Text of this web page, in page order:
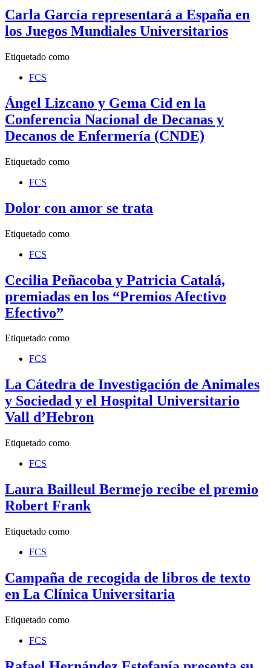
Carla García representará a España en
los Juegos Mundiales Universitarios
Etiquetado como
FCS
Ángel Lizcano y Gema Cid en la
Conferencia Nacional de Decanas y
Decanos de Enfermería (CNDE)
Etiquetado como
FCS
Dolor con amor se trata
Etiquetado como
FCS
Cecilia Peñacoba y Patricia Catalá,
premiadas en los “Premios Afectivo
Efectivo”
Etiquetado como
FCS
La Cátedra de Investigación de Animales
y Sociedad y el Hospital Universitario
Vall d’Hebron
Etiquetado como
FCS
Laura Bailleul Bermejo recibe el premio
Robert Frank
Etiquetado como
FCS
Campaña de recogida de libros de texto
en La Clínica Universitaria
Etiquetado como
FCS